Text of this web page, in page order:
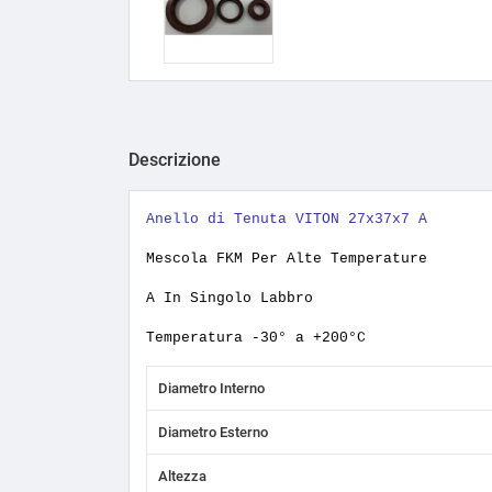
Descrizione
Anello di Tenuta VITON 27x37x7 A
Mescola FKM Per Alte Temperature
A In Singolo Labbro
Temperatura -30° a +200°C
Diametro Interno
Diametro Esterno
Altezza